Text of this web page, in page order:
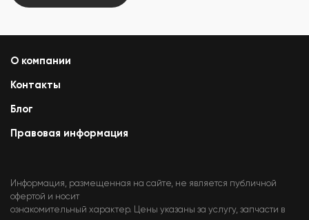
О компании
Контакты
Блог
Правовая информация
Информация, размещенная на сайте, не является публичной
офертой и носит
ознакомительный характер. Цены указаны за услугу, запчасти в